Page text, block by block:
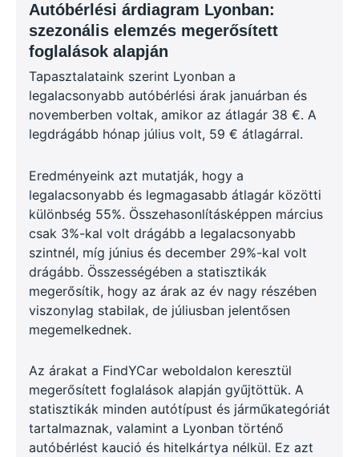
Autóbérlési árdiagram Lyonban:
szezonális elemzés megerősített
foglalások alapján
Tapasztalataink szerint Lyonban a
legalacsonyabb autóbérlési árak januárban és
novemberben voltak, amikor az átlagár 38 €. A
legdrágább hónap július volt, 59 € átlagárral.
Eredményeink azt mutatják, hogy a
legalacsonyabb és legmagasabb átlagár közötti
különbség 55%. Összehasonlításképpen március
csak 3%-kal volt drágább a legalacsonyabb
szintnél, míg június és december 29%-kal volt
drágább. Összességében a statisztikák
megerősítik, hogy az árak az év nagy részében
viszonylag stabilak, de júliusban jelentősen
megemelkednek.
Az árakat a FindYCar weboldalon keresztül
megerősített foglalások alapján gyűjtöttük. A
statisztikák minden autótípust és járműkategóriát
tartalmaznak, valamint a Lyonban történő
autóbérlést kaució és hitelkártya nélkül. Ez azt